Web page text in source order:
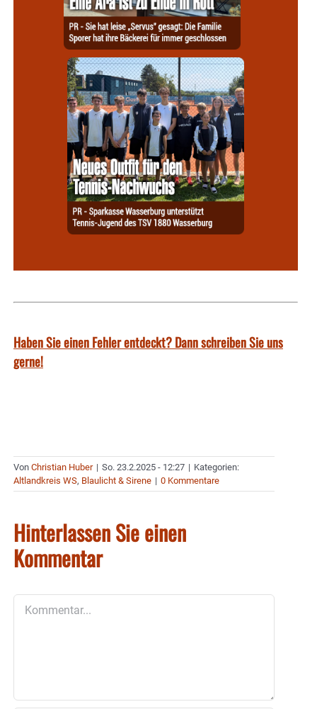
Haben Sie einen Fehler entdeckt? Dann schreiben Sie uns
gerne!
Von Christian Huber | So. 23.2.2025 - 12:27 | Kategorien:
Altlandkreis WS, Blaulicht & Sirene | 0 Kommentare
Hinterlassen Sie einen
Kommentar